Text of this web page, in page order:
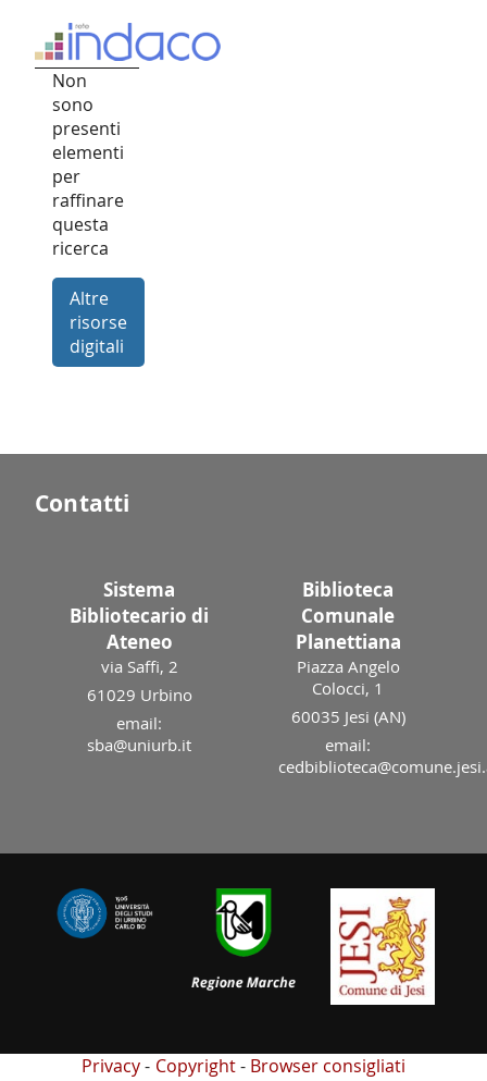
Non
sono
presenti
elementi
per
raffinare
questa
ricerca
Altre
risorse
digitali
Contatti
Sistema
Bibliotecario di
Ateneo
via Saffi, 2
61029 Urbino
email:
sba@uniurb.it
Biblioteca
Comunale
Planettiana
Piazza Angelo
Colocci, 1
60035 Jesi (AN)
email:
Privacy Copyright
Browser consigliati